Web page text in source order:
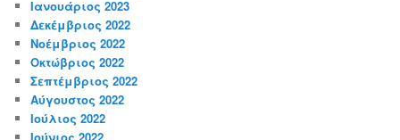
Ιανουάριος 2023
Δεκέμβριος 2022
Νοέμβριος 2022
Οκτώβριος 2022
Σεπτέμβριος 2022
Αύγουστος 2022
Ιούλιος 2022